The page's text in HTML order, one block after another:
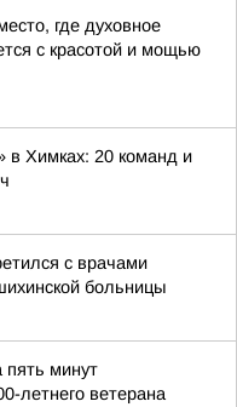
где духовное
с красотой и мощью
в Химках: 20 команд и
с врачами
больницы
пять минут
летнего ветерана